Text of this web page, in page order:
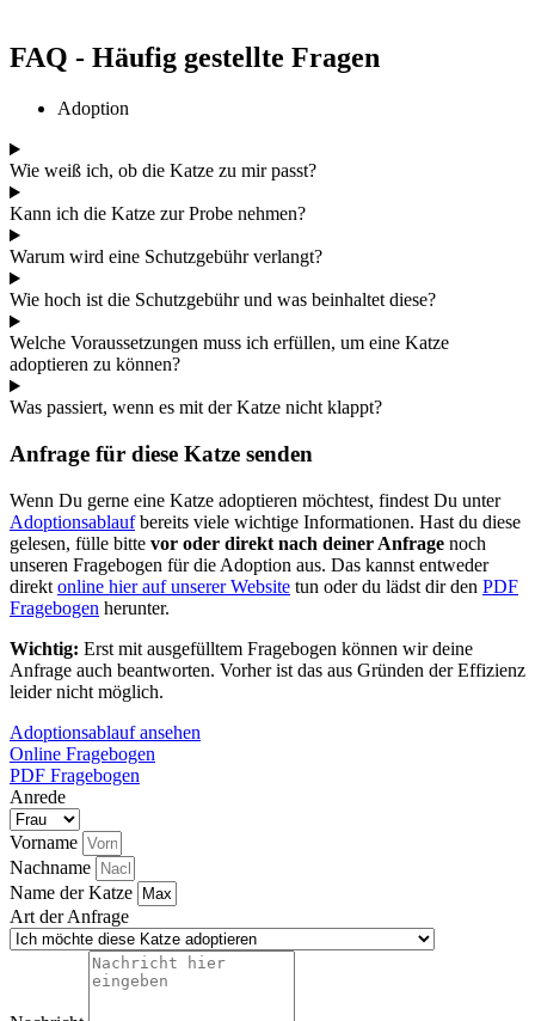
FAQ - Häufig gestellte Fragen
Adoption
Wie weiß ich, ob die Katze zu mir passt?
Kann ich die Katze zur Probe nehmen?
Warum wird eine Schutzgebühr verlangt?
Wie hoch ist die Schutzgebühr und was beinhaltet diese?
Welche Voraussetzungen muss ich erfüllen, um eine Katze
adoptieren zu können?
Was passiert, wenn es mit der Katze nicht klappt?
Anfrage für diese Katze senden
Wenn Du gerne eine Katze adoptieren möchtest, findest Du unter
Adoptionsablaufbereits viele wichtige Informationen. Hast du diese
gelesen, fülle bitte vor oder direkt nach deiner Anfrage noch
unseren Fragebogen für die Adoption aus. Das kannst entweder
direkt online hier auf unserer Website tun oder du lädst dir den PDF
Fragebogen herunter.
Wichtig: Erst mit ausgefülltem Fragebogen können wir deine
Anfrage auch beantworten. Vorher ist das aus Gründen der Effizienz
leider nicht möglich.
Adoptionsablauf ansehen
Online Fragebogen
PDF Fragebogen
Anrede
Vorname
Nachname
Name der Katze
Art der Anfrage